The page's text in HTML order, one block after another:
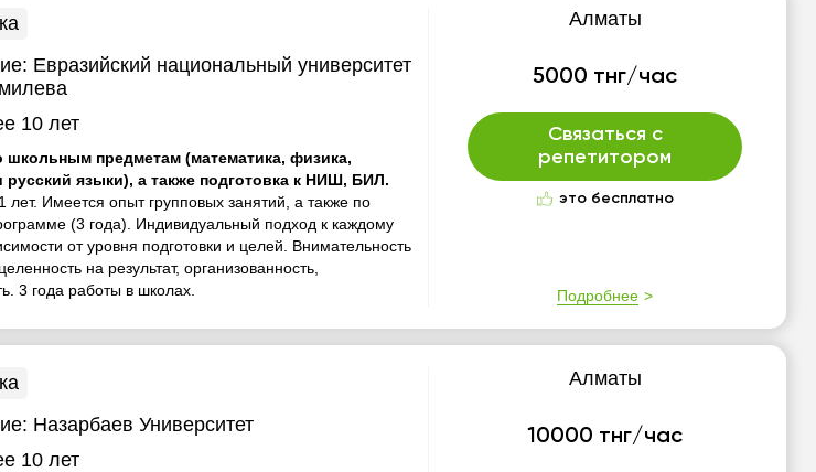
Евразийский национальный университет
10 лет
школьным предметам (математика, физика,
русский языки), а также подготовка к НИШ, БИЛ.
лет. Имеется опыт групповых занятий, а также по
(3 года). Индивидуальный подход к каждому
от уровня подготовки и целей. Внимательность
на результат, организованность,
3 года работы в школах.
Алматы
5000 тнг/час
Связаться с
репетитором
это бесплатно
Подробнее
Назарбаев Университет
10 лет
Алматы
10000 тнг/час